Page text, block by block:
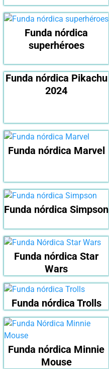
Funda nórdica
superhéroes
Funda nórdica Pikachu
2024
Funda nórdica Marvel
Funda nórdica Simpson
Funda nórdica Star
Wars
Funda nórdica Trolls
Funda nórdica Minnie
Mouse